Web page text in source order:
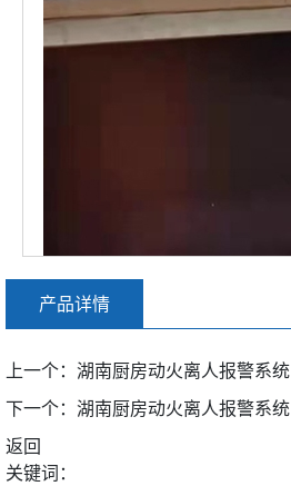
产品详情
上一个： 湖南厨房动火离人报警系统
下一个： 湖南厨房动火离人报警系统
返回
关键词：